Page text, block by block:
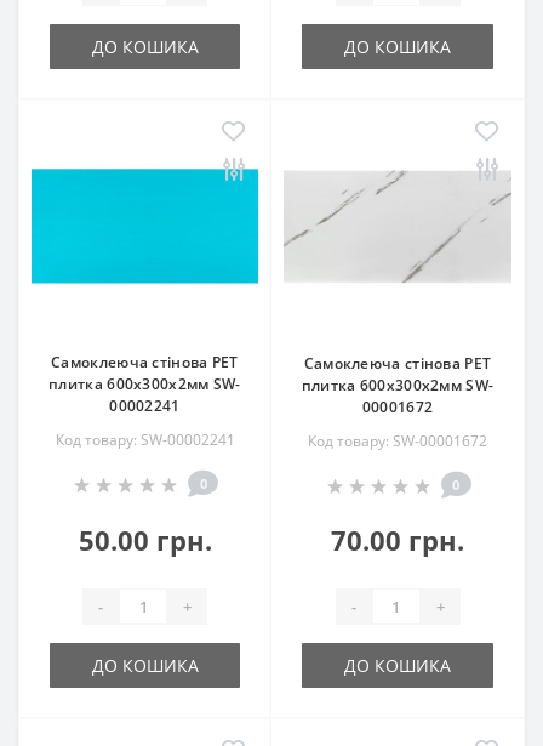
ДО КОШИКА ДО КОШИКА
Самоклеюча стінова PET
плитка 600х300х2мм SW-
00002241
Код товару: SW-00002241
0
50.00 грн.
- +
ДО КОШИКА
Самоклеюча стінова PET
плитка 600х300х2мм SW-
00001672
Код товару: SW-00001672
0
70.00 грн.
- +
ДО КОШИКА